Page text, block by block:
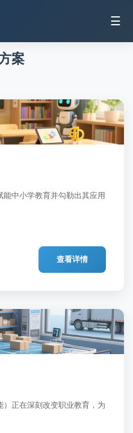
☰
案
能中小学教育并勾勒出其应用
查看详情
）正在深刻改变职业教育，为